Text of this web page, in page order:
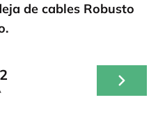
de cables Robusto